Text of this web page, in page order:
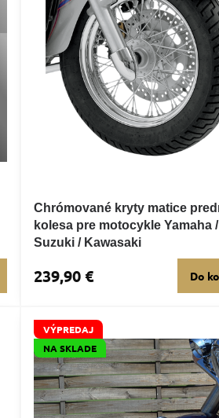
Chrómované kryty matice
kolesa pre motocykle Yamaha /
Suzuki / Kawasaki
239,90 € Do
VÝPREDAJ
NA SKLADE